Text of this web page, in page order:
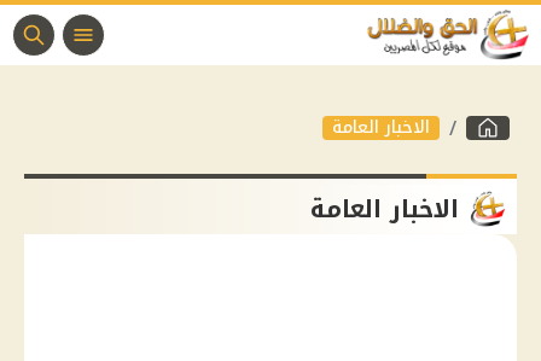
الاخبار العامة
الاخبار العامة